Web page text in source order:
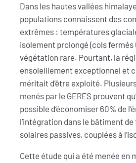
Dans les hautes vallées
populations connaissent des
extrêmes : températures
isolement prolongé (cols fermés
végétation rare. Pourtant, la
ensoleillement exceptionnel et
méritait d’être exploité.
menés par le GERES prouvent
possible d’économiser 60% de
l’intégration dans le bâtiment
solaires passives, couplées à
Cette étude qui a été menée en